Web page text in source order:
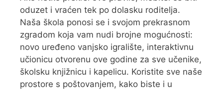
oduzet i vraćen tek po dolasku roditelja.
Naša škola ponosi se i svojom prekrasnom
zgradom koja vam nudi brojne mogućnosti:
novo uređeno vanjsko igralište, interaktivnu
učionicu otvorenu ove godine za sve učenike,
školsku knjižnicu i kapelicu. Koristite sve naše
prostore s poštovanjem, kako biste i u